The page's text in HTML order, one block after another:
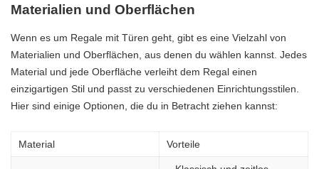
Materialien und Oberflächen
Wenn es um Regale mit Türen geht, gibt es eine Vielzahl von
Materialien und Oberflächen, aus denen du wählen kannst. Jedes
Material und jede Oberfläche verleiht dem Regal einen
einzigartigen Stil und passt zu verschiedenen Einrichtungsstilen.
Hier sind einige Optionen, die du in Betracht ziehen kannst:
Material Vorteile